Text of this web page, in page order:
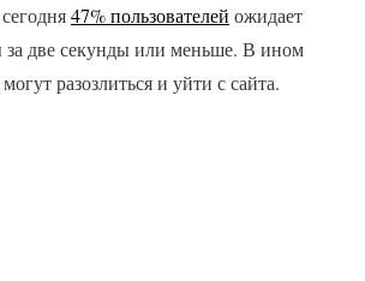
47% пользователей ожидает
за две секунды или меньше. В ином
разозлиться и уйти с сайта.